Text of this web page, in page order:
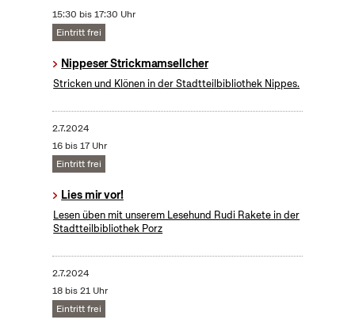
15:30 bis 17:30 Uhr
Eintritt frei
Nippeser Strickmamsellcher
Stricken und Klönen in der Stadtteilbibliothek Nippes.
2.7.2024
16 bis 17 Uhr
Eintritt frei
Lies mir vor!
Lesen üben mit unserem Lesehund Rudi Rakete in der
Stadtteilbibliothek Porz
2.7.2024
18 bis 21 Uhr
Eintritt frei